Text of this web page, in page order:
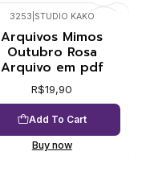
3253 STUDIO KAKO
Arquivos Mimos
Outubro Rosa
Arquivo em pdf
R$19,90
Add To Cart
Buy now